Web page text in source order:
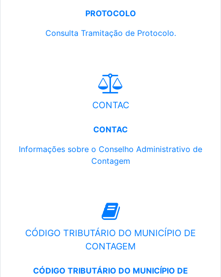
PROTOCOLO
Consulta Tramitação de Protocolo.
CONTAC
CONTAC
Informações sobre o Conselho Administrativo de
Contagem
CÓDIGO TRIBUTÁRIO DO MUNICÍPIO DE
CONTAGEM
CÓDIGO TRIBUTÁRIO DO MUNICÍPIO DE